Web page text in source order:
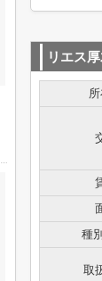
リエス
種
取